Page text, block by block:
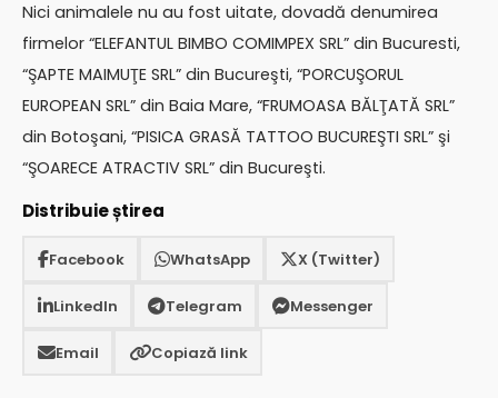
Nici animalele nu au fost uitate, dovadă denumirea
firmelor “ELEFANTUL BIMBO COMIMPEX SRL” din Bucuresti,
“ŞAPTE MAIMUŢE SRL” din Bucureşti, “PORCUŞORUL
EUROPEAN SRL” din Baia Mare, “FRUMOASA BĂLŢATĂ SRL”
din Botoşani, “PISICA GRASĂ TATTOO BUCUREŞTI SRL” şi
“ŞOARECE ATRACTIV SRL” din Bucureşti.
Distribuie știrea
Facebook WhatsApp X (Twitter)
LinkedIn Telegram Messenger
Email Copiază link